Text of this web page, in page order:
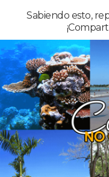
Sabiendo esto,